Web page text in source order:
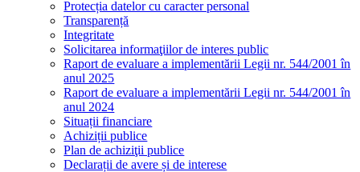
Protecția datelor cu caracter personal
Transparență
Integritate
Solicitarea informaţiilor de interes public
Raport de evaluare a implementării Legii nr. 544/2001 în
anul 2025
Raport de evaluare a implementării Legii nr. 544/2001 în
anul 2024
Situații financiare
Achiziții publice
Plan de achiziţii publice
Declarații de avere și de interese